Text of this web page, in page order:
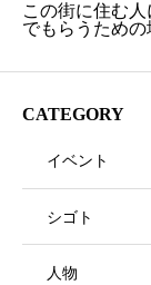
この街に住む
でもらうための
CATEGORY
イベント
シゴト
人物